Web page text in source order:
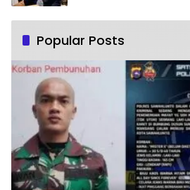
Popular Posts